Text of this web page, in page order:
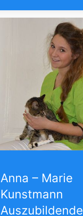
Anna – Marie
Kunstmann
Auszubildende